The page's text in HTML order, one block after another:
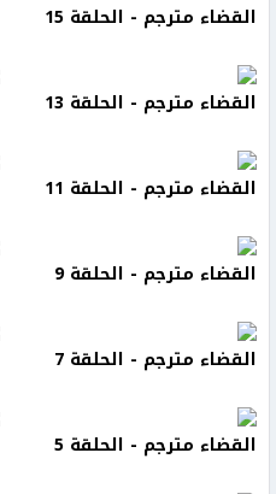
القضاء مترجم - الحلقة 15
القضاء مترجم - الحلقة 13
القضاء مترجم - الحلقة 11
القضاء مترجم - الحلقة 9
القضاء مترجم - الحلقة 7
القضاء مترجم - الحلقة 5